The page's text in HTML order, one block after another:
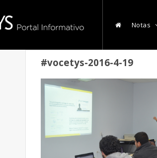
Notas
#vocetys-2016-4-19